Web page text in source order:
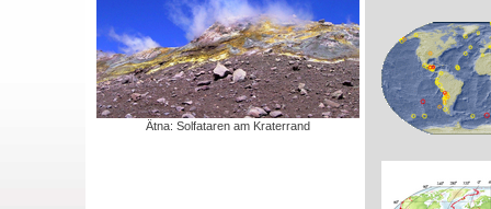
Ätna: Solfataren am Kraterrand